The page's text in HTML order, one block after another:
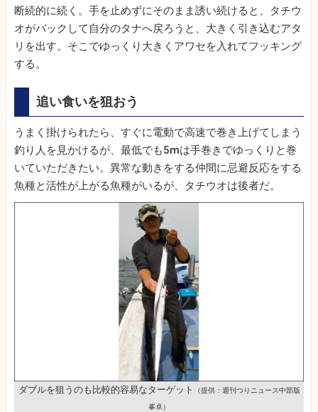
断続的に続く。手を止めずにそのまま誘い続けると、タチウ
オがバックして自分のタナへ戻ろうと、大きく引き込むアタ
リを出す。そこでゆっくり大きくアワセを入れてフッキング
する。
追い食いを狙おう
うまく掛けられたら、すぐに電動で高速で巻き上げてしまう
釣り人を見かけるが、最低でも5mは手巻きでゆっくりと巻
いていただきたい。異常な動きをする仲間に忌避反応をする
魚種と活性が上がる魚種がいるが、タチウオは後者だ。
ダブルを狙うのも比較的容易なターゲット （提供：週刊つりニュース中部版
峯卓）